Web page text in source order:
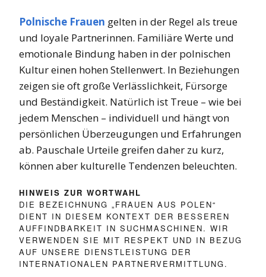
Polnische Frauen gelten in der Regel als treue
und loyale Partnerinnen. Familiäre Werte und
emotionale Bindung haben in der polnischen
Kultur einen hohen Stellenwert. In Beziehungen
zeigen sie oft große Verlässlichkeit, Fürsorge
und Beständigkeit. Natürlich ist Treue – wie bei
jedem Menschen – individuell und hängt von
persönlichen Überzeugungen und Erfahrungen
ab. Pauschale Urteile greifen daher zu kurz,
können aber kulturelle Tendenzen beleuchten.
HINWEIS ZUR WORTWAHL
DIE BEZEICHNUNG „FRAUEN AUS POLEN“
DIENT IN DIESEM KONTEXT DER BESSEREN
AUFFINDBARKEIT IN SUCHMASCHINEN. WIR
VERWENDEN SIE MIT RESPEKT UND IN BEZUG
AUF UNSERE DIENSTLEISTUNG DER
INTERNATIONALEN PARTNERVERMITTLUNG.